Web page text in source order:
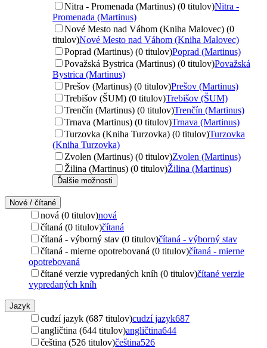
Nitra - Promenada (Martinus) (0 titulov)Nitra -
Promenada (Martinus)
Nové Mesto nad Váhom (Kniha Malovec) (0
titulov)Nové Mesto nad Váhom (Kniha Malovec)
Poprad (Martinus) (0 titulov)Poprad (Martinus)
Považská Bystrica (Martinus) (0 titulov)Považská
Bystrica (Martinus)
Prešov (Martinus) (0 titulov)Prešov (Martinus)
Trebišov (ŠUM) (0 titulov)Trebišov (ŠUM)
Trenčín (Martinus) (0 titulov)Trenčín (Martinus)
Trnava (Martinus) (0 titulov)Trnava (Martinus)
Turzovka (Kniha Turzovka) (0 titulov)Turzovka
(Kniha Turzovka)
Zvolen (Martinus) (0 titulov)Zvolen (Martinus)
Žilina (Martinus) (0 titulov)Žilina (Martinus)
Ďalšie možnosti
Nové / čítané
nová (0 titulov)nová
čítaná (0 titulov)čítaná
čítaná - výborný stav (0 titulov)čítaná - výborný stav
čítaná - mierne opotrebovaná (0 titulov)čítaná - mierne
opotrebovaná
čítané verzie vypredaných kníh (0 titulov)čítané verzie
vypredaných kníh
Jazyk
cudzí jazyk (687 titulov)cudzí jazyk687
angličtina (644 titulov)angličtina644
čeština (526 titulov)čeština526